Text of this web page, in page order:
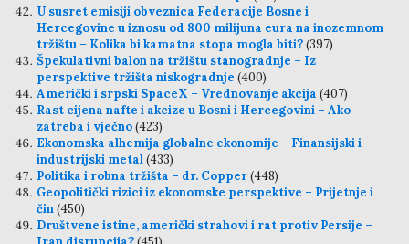
U susret emisiji obveznica Federacije Bosne i
Hercegovine u iznosu od 800 milijuna eura na inozemnom
tržištu – Kolika bi kamatna stopa mogla biti?(397)
Špekulativni balon na tržištu stanogradnje – Iz
perspektive tržišta niskogradnje (400)
Američki i srpski SpaceX – Vrednovanje akcija (407)
Rast cijena nafte i akcize u Bosni i Hercegovini – Ako
zatreba i vječno(423)
Ekonomska alhemija globalne ekonomije – Finansijski i
industrijski metal(433)
Politika i robna tržišta – dr. Copper(448)
Geopolitički rizici iz ekonomske perspektive – Prijetnje i
čin(450)
Društvene istine, američki strahovi i rat protiv Persije –